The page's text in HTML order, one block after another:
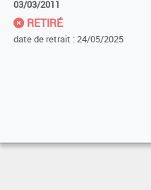
03/03/2011
RETIRÉ
date de retrait : 24/05/2025